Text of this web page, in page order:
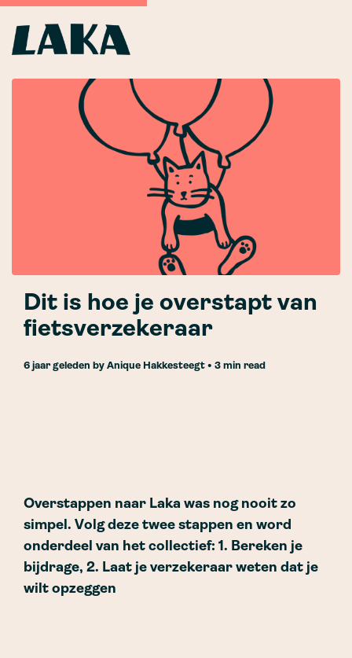
Dit is hoe je overstapt van
fietsverzekeraar
6 jaar geleden by Anique Hakkesteegt • 3 min read
Overstappen naar Laka was nog nooit zo
simpel. Volg deze twee stappen en word
onderdeel van het collectief: 1. Bereken je
bijdrage, 2. Laat je verzekeraar weten dat je
wilt opzeggen